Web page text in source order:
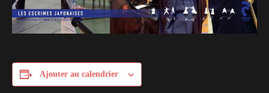
Ajouter au calendrier